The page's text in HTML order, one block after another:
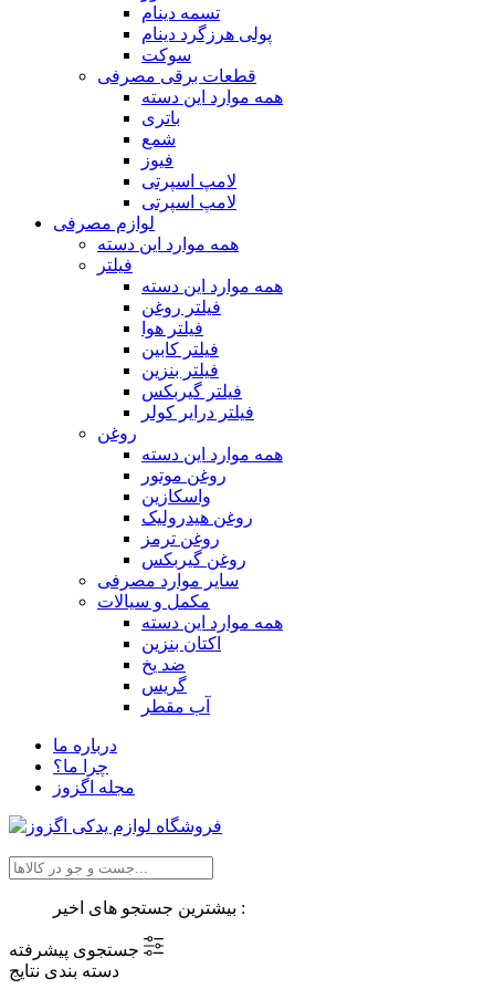
تسمه‌‌ دینام
پولی هرزگرد دینام
سوکت
قطعات برقی مصرفی
همه موارد این دسته
باتری
شمع
فیوز
لامپ اسپرتی
لامپ اسپرتی
لوازم مصرفی
همه موارد این دسته
فیلتر
همه موارد این دسته
فیلتر روغن
فیلتر هوا
فیلتر کابین
فیلتر بنزین
فیلتر گیربکس
فیلتر درایر کولر
روغن
همه موارد این دسته
روغن موتور
واسکازین
روغن هیدرولیک
روغن ترمز
روغن گیربکس
سایر موارد مصرفی
مکمل و سیالات
همه موارد این دسته
اکتان بنزین
ضد یخ
گریس
آب مقطر
درباره ما
چرا ما؟
مجله اگزوز
بیشترین جستجو های اخیر :
دسته بندی نتایج